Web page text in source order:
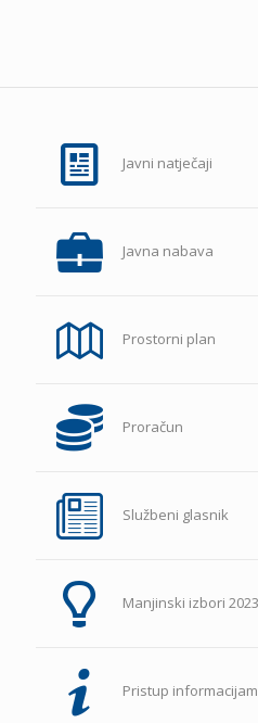
Javni natječaji
Javna nabava
Prostorni plan
Proračun
Službeni glasnik
Manjinski izbori 2023
Pristup